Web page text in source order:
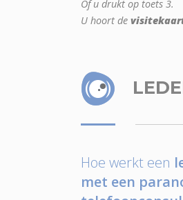
Of u drukt op toets 3.
U hoort de
Hoe werkt een
met een